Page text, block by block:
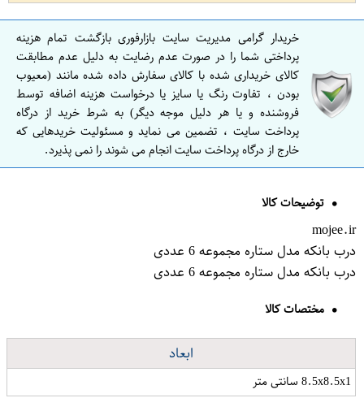
خریدار گرامی مدیریت سایت بازارفوری بازگشت تمام هزینه
پرداختی شما را در صورت عدم رضایت به دلیل عدم مطابقت
کالای خریداری شده با کالای سفارش داده شده مانند (معیوب
بودن ، تفاوت رنگ یا سایز یا درخواست هزینه اضافه توسط
فروشنده و یا هر دلیل موجه دیگر) به شرط خرید از درگاه
پرداخت سایت ، تضمین می نماید و مسئولیت خریدهایی که
خارج از درگاه پرداخت سایت انجام می شوند را نمی پذیرد.
توضیحات کالا
mojee.ir
درب بانکه مدل ستاره مجموعه 6 عددی
درب بانکه مدل ستاره مجموعه 6 عددی
مختصات کالا
ابعاد
8.5x8.5x1 سانتی متر